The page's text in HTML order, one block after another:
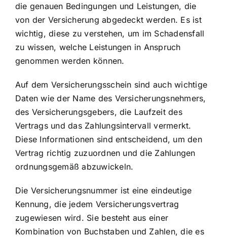
die genauen Bedingungen und Leistungen, die
von der Versicherung abgedeckt werden. Es ist
wichtig, diese zu verstehen, um im Schadensfall
zu wissen, welche Leistungen in Anspruch
genommen werden können.
Auf dem Versicherungsschein sind auch wichtige
Daten wie der Name des Versicherungsnehmers,
des Versicherungsgebers, die Laufzeit des
Vertrags und das Zahlungsintervall vermerkt.
Diese Informationen sind entscheidend, um den
Vertrag richtig zuzuordnen und die Zahlungen
ordnungsgemäß abzuwickeln.
Die Versicherungsnummer ist eine eindeutige
Kennung, die jedem Versicherungsvertrag
zugewiesen wird. Sie besteht aus einer
Kombination von Buchstaben und Zahlen, die es